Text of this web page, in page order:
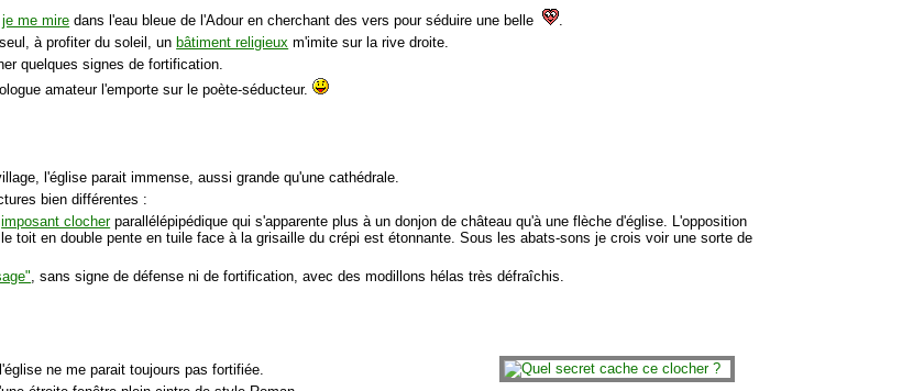
je me mire dans l'eau bleue de l'Adour en cherchant des vers pour séduire une belle
à profiter du soleil, un bâtiment religieux m'imite sur la rive droite.
quelques signes de fortification.
amateur l'emporte sur le poète-séducteur.
l'église parait immense, aussi grande qu'une cathédrale.
bien différentes :
imposant clocherparallélépipédique qui s'apparente plus à un donjon de château qu'à une flèche d'église. L'opposition
toit en double pente en tuile face à la grisaille du crépi est étonnante. Sous les abats-sons je crois voir une sorte de
, sans signe de défense ni de fortification, avec des modillons hélas très défraîchis.
l'église ne me parait toujours pas fortifiée.